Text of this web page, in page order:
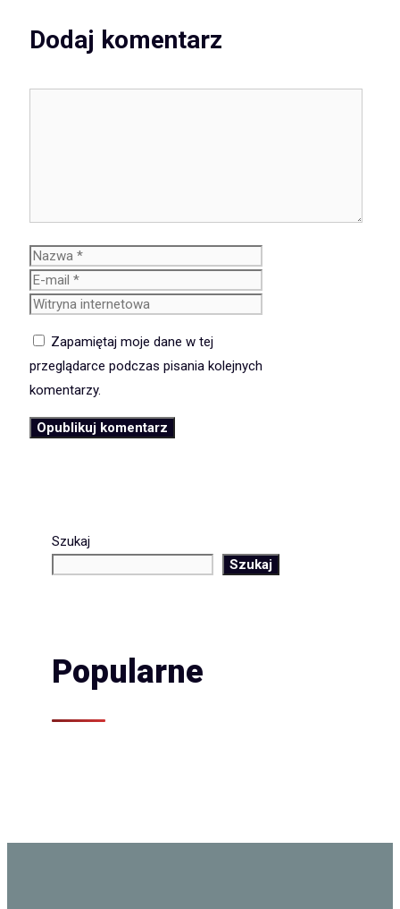
Dodaj komentarz
Nazwa
Zapamiętaj moje dane w tej
przeglądarce podczas pisania kolejnych
komentarzy.
Szukaj
Szukaj
Popularne